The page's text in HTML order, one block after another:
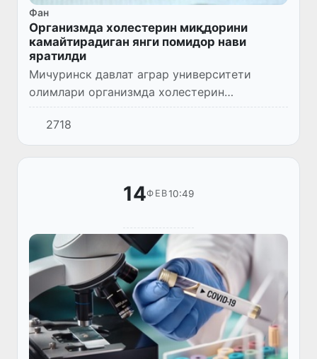
Фан
Организмда холестерин миқдорини
камайтирадиган янги помидор нави
яратилди
Мичуринск давлат аграр университети
олимлари организмда холестерин
даражасини пасайтирадиган помидор
навини яратди.
2718
14ФЕВ10:49